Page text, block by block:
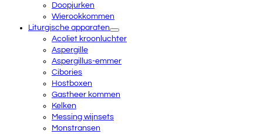
Doopjurken
Wierookkommen
Liturgische apparaten
Acoliet kroonluchter
Aspergille
Aspergillus-emmer
Cibories
Hostboxen
Gastheer kommen
Kelken
Messing wijnsets
Monstransen